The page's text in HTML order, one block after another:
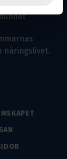
näringslivet.